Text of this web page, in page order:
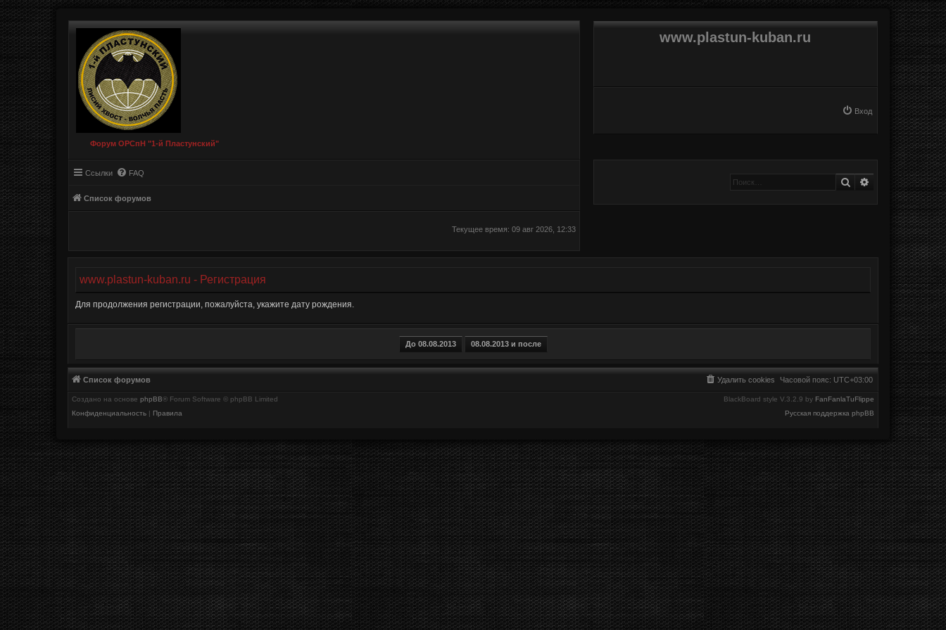
Форум ОРСпН "1-й Пластунский"
www.plastun-kuban.ru
Вход
Ссылки FAQ
Список форумов
Поиск Расширенный
Текущее время: 09 авг 2026, 12:33
www.plastun-kuban.ru - Регистрация
Для продолжения регистрации, пожалуйста, укажите дату рождения.
Список форумов Часовой пояс: UTC+03:00
Удалить cookies
Создано на основе phpBB® Forum Software © phpBB Limited BlackBoard style V.3.2.9 by FanFanlaTuFlippe
Русская поддержка phpBB
Конфиденциальность | Правила